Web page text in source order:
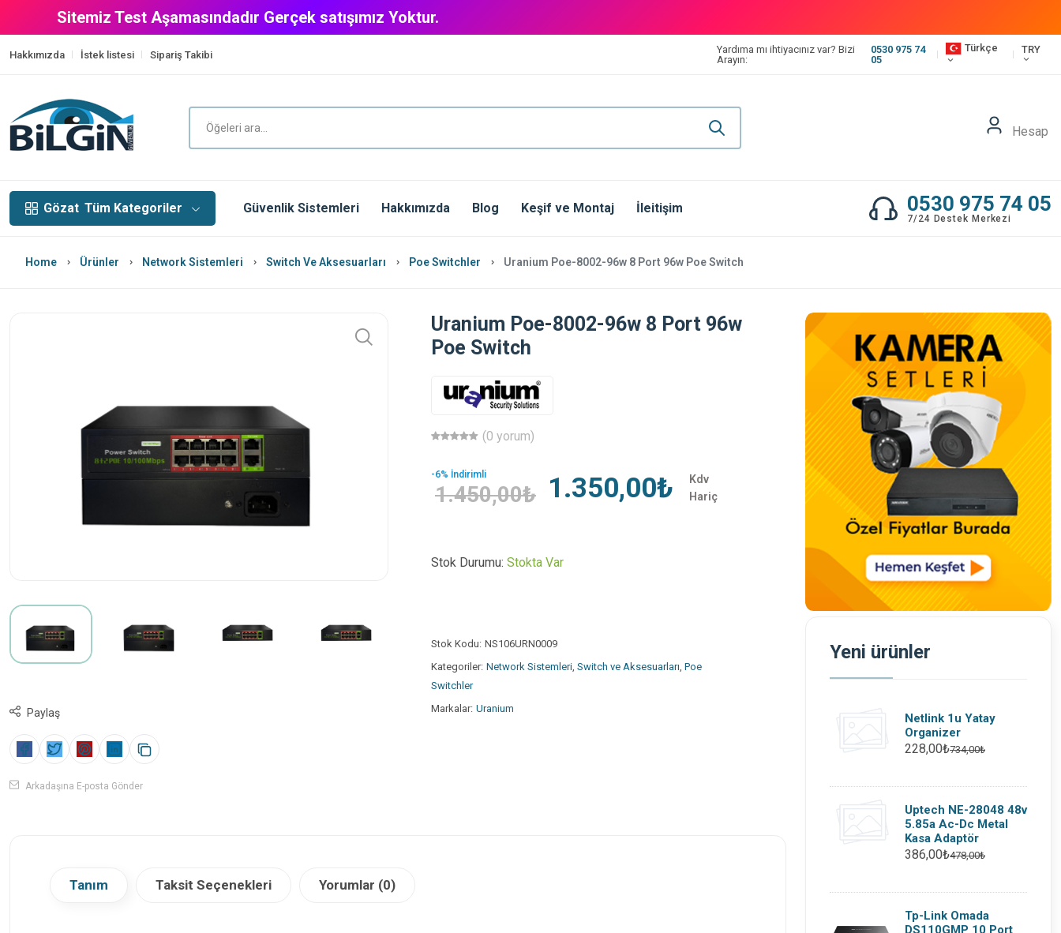
Sitemiz Test Aşamasındadır Gerçek satışımız Yoktur.
Hakkımızda İstek listesi Sipariş Takibi
Yardıma mı ihtiyacınız var? Bizi
Arayın:
0530 975 74
05
Türkçe TRY
Hesap
Gözat Tüm Kategoriler Güvenlik Sistemleri Hakkımızda Blog Keşif ve Montaj İleitişim 0530 975 74 05
7/24 Destek Merkezi
Home Ürünler Network Sistemleri Switch Ve Aksesuarları Poe Switchler Uranium Poe-8002-96w 8 Port 96w Poe Switch
Paylaş
Arkadaşına E-posta Gönder
Uranium Poe-8002-96w 8 Port 96w
Poe Switch
(0 yorum)
-6% İndirimli
1.450,00₺ 1.350,00₺
Kdv
Hariç
Stok Durumu: Stokta Var
Stok Kodu: NS106URN0009
Kategoriler: Network Sistemleri, Switch ve Aksesuarları, Poe
Switchler
Markalar: Uranium
Tanım Taksit Seçenekleri Yorumlar (0)
Yeni ürünler
Netlink 1u Yatay
Organizer
228,00₺734,00₺
Uptech NE-28048 48v
5.85a Ac-Dc Metal
Kasa Adaptör
386,00₺478,00₺
Tp-Link Omada
DS110GMP 10 Port